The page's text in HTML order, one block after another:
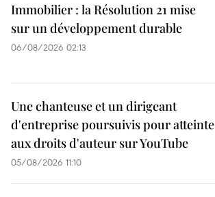
Immobilier : la Résolution 21 mise
sur un développement durable
06/08/2026 02:13
Une chanteuse et un dirigeant
d'entreprise poursuivis pour atteinte
aux droits d'auteur sur YouTube
05/08/2026 11:10